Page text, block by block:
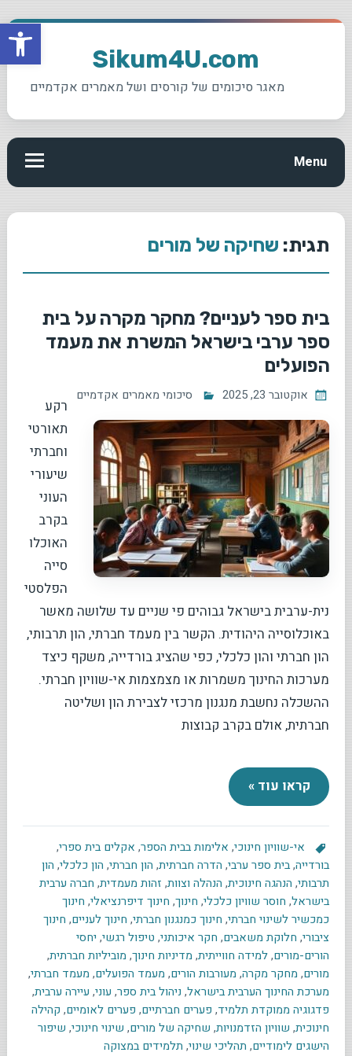
פתח
Skip
Sikum4U.com
מאגר סיכומים של קורסים ושל מאמרים אקדמיים
Menu
תגית: שחיקה של מורים
בית ספר לעניים? מחקר מקרה על בית
ספר ערבי בישראל המשרת את מעמד
הפועלים
אוקטובר 23, 2025 סיכומי מאמרים אקדמיים
רקע
תאורטי
וחברתי
שיעורי
העוני
בקרב
האוכלו
סייה
הפלסטי
נית-ערבית בישראל גבוהים פי שניים עד שלושה מאשר
באוכלוסייה היהודית. הקשר בין מעמד חברתי, הון תרבותי,
הון חברתי והון כלכלי, כפי שהציג בורדייה, משקף כיצד
מערכות החינוך משמרות או מצמצמות אי-שוויון חברתי.
ההשכלה נחשבת מנגנון מרכזי לצבירת הון ושליטה
חברתית, אולם בקרב קבוצות
קראו עוד »
אי-שוויון חינוכי, אלימות בבית הספר, אקלים בית ספרי,
בורדייה,בית ספר ערבי, הדרה חברתית, הון חברתי, הון כלכלי, הון
תרבותי, הנהגה חינוכית, הנהלה וצוות, זהות מעמדית, חברה ערבית
בישראל, חוסר שוויון כלכלי, חינוך, חינוך דיפרנציאלי, חינוך
כמכשיר לשינוי חברתי, חינוך כמנגנון חברתי, חינוך לעניים, חינוך
ציבורי, חלוקת משאבים, חקר איכותני, טיפול רגשי, יחסי
הורים-מורים,למידה חווייתית, מדיניות חינוך, מוביליות חברתית,
מורים, מחקר מקרה, מעורבות הורים, מעמד הפועלים, מעמד חברתי,
מערכת החינוך הערבית בישראל, ניהול בית ספר, עוני, עיירה ערבית,
פדגוגיה ממוקדת תלמיד, פערים חברתיים, פערים לאומיים, קהילה
חינוכית, שוויון הזדמנויות, שחיקה של מורים, שינוי חינוכי, שיפור
הישגים לימודיים, תהליכי שינוי, תלמידים במצוקה